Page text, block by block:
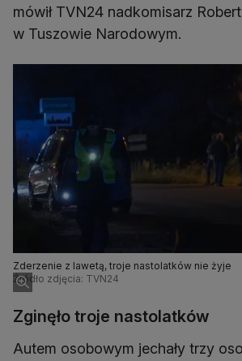
mówił TVN24 nadkomisarz
w Tuszowie Narodowym.
Zderzenie z lawetą, troje nastolatków nie żyje
Źródło zdjęcia: TVN24
Zginęło troje nastolatków
Autem osobowym jechały trzy